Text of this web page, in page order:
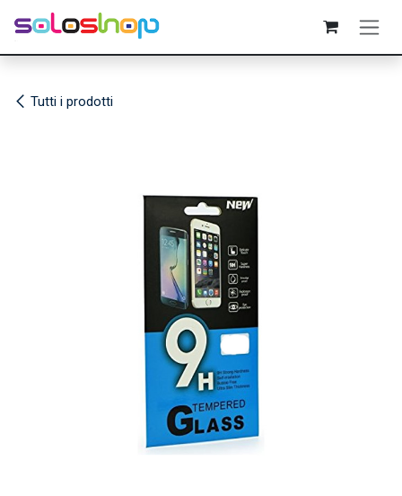
Passa al contenuto
Tutti i prodotti